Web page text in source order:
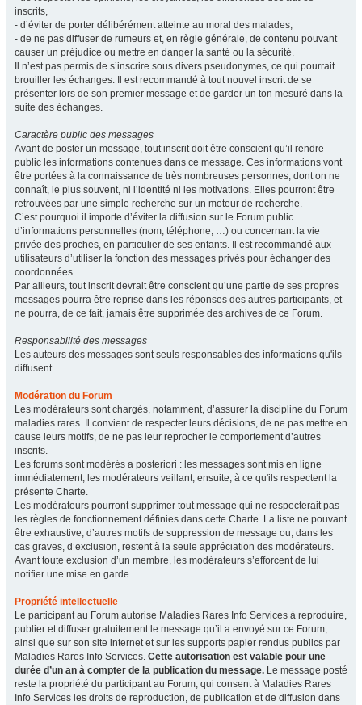
inscrits,
- d’éviter de porter délibérément atteinte au moral des malades,
- de ne pas diffuser de rumeurs et, en règle générale, de contenu pouvant
causer un préjudice ou mettre en danger la santé ou la sécurité.
Il n’est pas permis de s’inscrire sous divers pseudonymes, ce qui pourrait
brouiller les échanges. Il est recommandé à tout nouvel inscrit de se
présenter lors de son premier message et de garder un ton mesuré dans la
suite des échanges.
Caractère public des messages
Avant de poster un message, tout inscrit doit être conscient qu’il rendre
public les informations contenues dans ce message. Ces informations vont
être portées à la connaissance de très nombreuses personnes, dont on ne
connaît, le plus souvent, ni l’identité ni les motivations. Elles pourront être
retrouvées par une simple recherche sur un moteur de recherche.
C’est pourquoi il importe d’éviter la diffusion sur le Forum public
d’informations personnelles (nom, téléphone, …) ou concernant la vie
privée des proches, en particulier de ses enfants. Il est recommandé aux
utilisateurs d’utiliser la fonction des messages privés pour échanger des
coordonnées.
Par ailleurs, tout inscrit devrait être conscient qu’une partie de ses propres
messages pourra être reprise dans les réponses des autres participants, et
ne pourra, de ce fait, jamais être supprimée des archives de ce Forum.
Responsabilité des messages
Les auteurs des messages sont seuls responsables des informations qu'ils
diffusent.
Modération du Forum
Les modérateurs sont chargés, notamment, d’assurer la discipline du Forum
maladies rares. Il convient de respecter leurs décisions, de ne pas mettre en
cause leurs motifs, de ne pas leur reprocher le comportement d’autres
inscrits.
Les forums sont modérés a posteriori : les messages sont mis en ligne
immédiatement, les modérateurs veillant, ensuite, à ce qu'ils respectent la
présente Charte.
Les modérateurs pourront supprimer tout message qui ne respecterait pas
les règles de fonctionnement définies dans cette Charte. La liste ne pouvant
être exhaustive, d’autres motifs de suppression de message ou, dans les
cas graves, d’exclusion, restent à la seule appréciation des modérateurs.
Avant toute exclusion d’un membre, les modérateurs s’efforcent de lui
notifier une mise en garde.
Propriété intellectuelle
Le participant au Forum autorise Maladies Rares Info Services à reproduire,
publier et diffuser gratuitement le message qu’il a envoyé sur ce Forum,
ainsi que sur son site internet et sur les supports papier rendus publics par
Maladies Rares Info Services. Cette autorisation est valable pour une
durée d’un an à compter de la publication du message. Le message posté
reste la propriété du participant au Forum, qui consent à Maladies Rares
Info Services les droits de reproduction, de publication et de diffusion dans